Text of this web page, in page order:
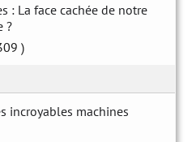
: La face cachée de notre
?
)
incroyables machines